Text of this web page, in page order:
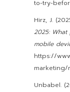
to-try-
Hirz, J.
2025:
mobile
https://
marketing/
Unbabel.